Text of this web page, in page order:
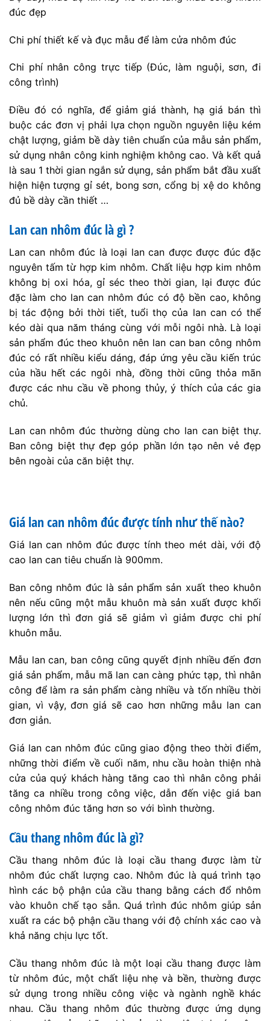
nguyên tấm từ hợp kim nhôm. Chất liệu hợp kim nhôm
không bị oxi hóa, gỉ séc theo thời gian, lại được đúc
đặc làm cho lan can nhôm đúc có độ bền cao, không
kéo dài qua năm tháng cùng với mỗi ngôi nhà. Là loại
sản phẩm đúc theo khuôn nên lan can ban công nhôm
của hầu hết các ngôi nhà, đồng thời cũng thỏa mãn
được các nhu cầu về phong thủy, ý thích của các gia
chủ.
Lan can nhôm đúc thường dùng cho lan can biệt thự.
Ban công biệt thự đẹp góp phần lớn tạo nên vẻ đẹp
bên ngoài của căn biệt thự.
Giá lan can nhôm đúc được tính như thế nào?
Giá lan can nhôm đúc được tính theo mét dài, với độ
cao lan can tiêu chuẩn là 900mm.
Ban công nhôm đúc là sản phẩm sản xuất theo khuôn
nên nếu cũng một mẫu khuôn mà sản xuất được khối
lượng lớn thì đơn giá sẽ giảm vì giảm được chi phí
khuôn mẫu.
Mẫu lan can, ban công cũng quyết định nhiều đến đơn
công để làm ra sản phẩm càng nhiều và tốn nhiều thời
gian, vì vậy, đơn giá sẽ cao hơn những mẫu lan can
đơn giản.
cửa của quý khách hàng tăng cao thì nhân công phải
tăng ca nhiều trong công việc, dẫn đến việc giá ban
công nhôm đúc tăng hơn so với bình thường.
Cầu thang nhôm đúc là loại cầu thang được làm từ
nhôm đúc chất lượng cao. Nhôm đúc là quá trình tạo
hình các bộ phận của cầu thang bằng cách đổ nhôm
xuất ra các bộ phận cầu thang với độ chính xác cao và
khả năng chịu lực tốt.
Cầu thang nhôm đúc là một loại cầu thang được làm
từ nhôm đúc, một chất liệu nhẹ và bền, thường được
nhau. Cầu thang nhôm đúc thường được ứng dụng
trong việc sửa chữa nhà cửa, làm việc tại các công
trình xây dựng, công nghiệp, hoặc các công việc cần
di chuyển linh hoạt.
Ưu điểm của cầu thang nhôm đúc
loại cầu thang khác. Dưới đây là một số ưu điểm quan
trọng:
Độ bền cao: Nhôm đúc có khả năng chịu lực tốt,
giúp cầu thang nhôm đúc có tuổi thọ dài hơn so với
các loại cầu thang khác.
chống ăn mòn cao, giúp cầu thang nhôm đúc phù
hợp sử dụng trong các môi trường ẩm ướt hoặc có
nhiều tác động từ môi trường bên ngoài.
Thiết kế linh hoạt: Cầu thang nhôm đúc có thể được